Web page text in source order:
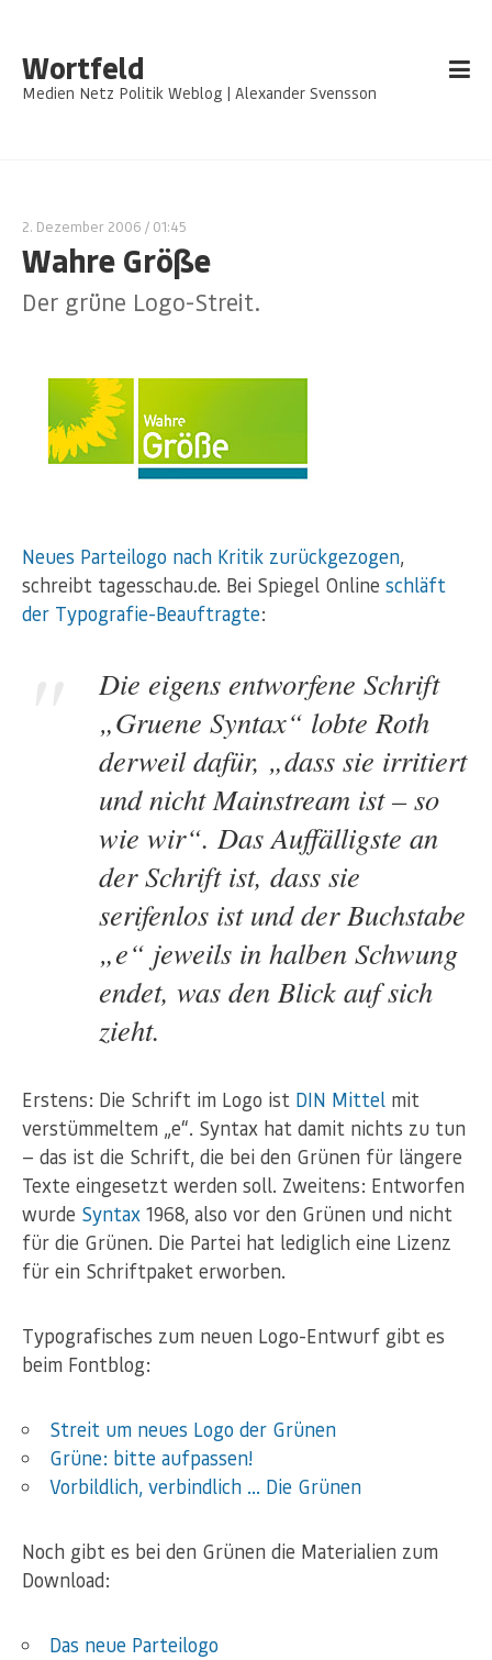
Wortfeld
Medien Netz Politik Weblog | Alexander Svensson
2. Dezember 2006 / 01:45
Wahre Größe
Der grüne Logo-Streit.
Neues Parteilogo nach Kritik zurückgezogen,
schreibt tagesschau.de. Bei Spiegel Online schläft
der Typografie-Beauftragte:
Die eigens entworfene Schrift
„Gruene Syntax“ lobte Roth
derweil dafür, „dass sie irritiert
und nicht Mainstream ist – so
wie wir“. Das Auffälligste an
der Schrift ist, dass sie
serifenlos ist und der Buchstabe
„e“ jeweils in halben Schwung
endet, was den Blick auf sich
zieht.
Erstens: Die Schrift im Logo ist DIN Mittel mit
verstümmeltem „e“. Syntax hat damit nichts zu tun
— das ist die Schrift, die bei den Grünen für längere
Texte eingesetzt werden soll. Zweitens: Entworfen
wurde Syntax 1968, also vor den Grünen und nicht
für die Grünen. Die Partei hat lediglich eine Lizenz
für ein Schriftpaket erworben.
Typografisches zum neuen Logo-Entwurf gibt es
beim Fontblog:
Streit um neues Logo der Grünen
Grüne: bitte aufpassen!
Vorbildlich, verbindlich … Die Grünen
Noch gibt es bei den Grünen die Materialien zum
Download:
Das neue Parteilogo